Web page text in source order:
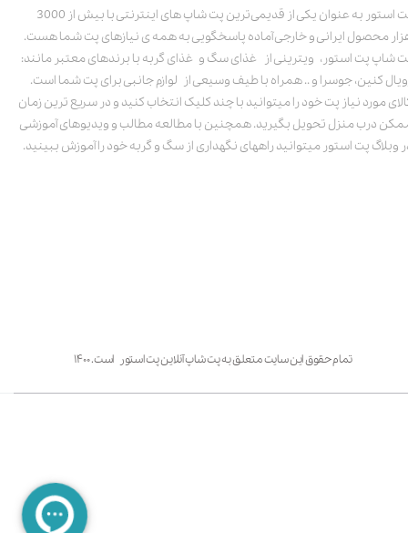
پت استور به عنوان یکی از قدیمی‌ترین پت شاپ های اینترنتی با بیش از 3000
محصول ایرانی و خارجی آماده پاسخگویی به همه ی نیازهای پت شما هست.
شاپ پت استور، ویترینی از غذای سگ و غذای گربه با برندهای معتبر مانند:
کنین، جوسرا و .. همراه با طیف وسیعی از لوازم جانبی برای پت شما است.
مورد نیاز پت خود را میتوانید با چند کلیک انتخاب کنید و در سریع ترین زمان
درب منزل تحویل بگیرید. همچنین با مطالعه مطالب و ویدیوهای آموزشی
وبلاگ پت استور میتوانید راههای نگهداری از سگ و گربه خود را آموزش ببینید.
تمام حقوق این سایت متعلق به پت شاپ آنلاین پت استور است. ۱۴۰۰